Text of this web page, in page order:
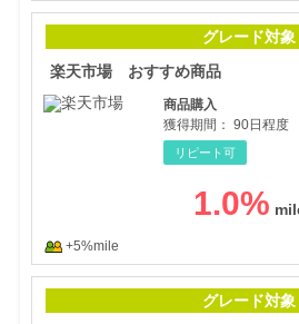
グレード対象
楽天市場 おすすめ商品
商品購入
獲得期間： 90日程度
リピート可
1.0%
+5%mile
グレード対象